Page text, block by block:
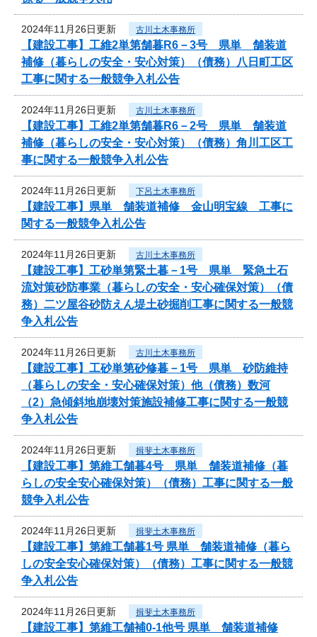
2024年11月26日更新 古川土木事務所
【建設工事】工維2単第舗暮R6－3号 県単 舗装道
補修（暮らしの安全・安心対策）（債務）八日町工区
工事に関する一般競争入札公告
2024年11月26日更新 古川土木事務所
【建設工事】工維2単第舗暮R6－2号 県単 舗装道
補修（暮らしの安全・安心対策）（債務）角川工区工
事に関する一般競争入札公告
2024年11月26日更新 下呂土木事務所
【建設工事】県単 舗装道補修 金山明宝線 工事に
関する一般競争入札公告
2024年11月26日更新 古川土木事務所
【建設工事】工砂単第緊土暮－1号 県単 緊急土石
流対策砂防事業（暮らしの安全・安心確保対策）（債
務）二ツ屋谷砂防えん堤土砂掘削工事に関する一般競
争入札公告
2024年11月26日更新 古川土木事務所
【建設工事】工砂単第砂修暮－1号 県単 砂防維持
（暮らしの安全・安心確保対策）他（債務）数河
（2）急傾斜地崩壊対策施設補修工事に関する一般競
争入札公告
2024年11月26日更新 揖斐土木事務所
【建設工事】第維工舗暮4号 県単 舗装道補修（暮
らしの安全安心確保対策）（債務）工事に関する一般
競争入札公告
2024年11月26日更新 揖斐土木事務所
【建設工事】第維工舗暮1号 県単 舗装道補修（暮ら
しの安全安心確保対策）（債務）工事に関する一般競
争入札公告
2024年11月26日更新 揖斐土木事務所
【建設工事】第維工舗補0-1他号 県単 舗装道補修